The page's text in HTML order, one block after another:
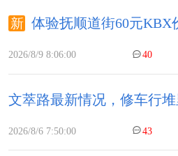
体验抚顺道街60元KBX
2026/8/9 8:06:00 40
文萃路最新情况，修车行堆
2026/8/6 7:50:00 43